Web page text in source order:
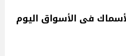
تعرف على أسعار الأسماك فى الأسواق‎‎ اليوم